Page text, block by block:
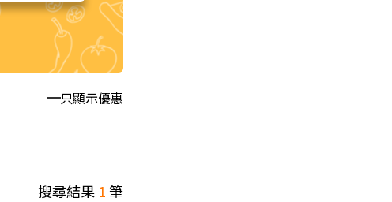
只顯示優惠
搜尋結果 1筆